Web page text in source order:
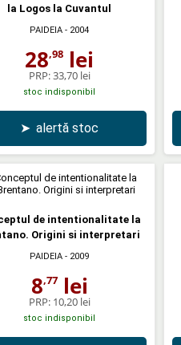
la Logos la Cuvantul
PAIDEIA - 2004
28,98 lei
PRP:33,70 lei
stoc indisponibil
➤ alertă stoc
de intentionalitate la
Origini si interpretari
PAIDEIA - 2009
8,77lei
PRP: 10,20 lei
stoc indisponibil